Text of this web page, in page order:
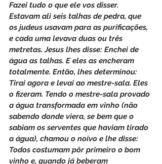
Fazei tudo o que ele vos disser.
Estavam ali seis talhas de pedra, que
os judeus usavam para as purificações,
e cada uma levava duas ou três
metretas. Jesus lhes disse: Enchei de
água as talhas. E eles as encheram
totalmente. Então, lhes determinou:
Tirai agora e levai ao mestre-sala. Eles
o fizeram. Tendo o mestre-sala provado
a água transformada em vinho (não
sabendo donde viera, se bem que o
sabiam os serventes que haviam tirado
a água), chamou o noivo e lhe disse:
Todos costumam pôr primeiro o bom
vinho e, quando já beberam